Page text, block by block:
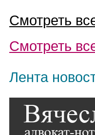
Смотреть
Смотреть
Лента